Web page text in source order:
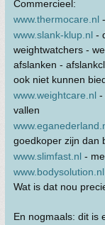
Commercieel:
www.thermocare.nl
www.slank-klup.nl -
weightwatchers -
afslanken -
ook niet kunnen
www.weightcare.nl -
vallen
goedkoper zijn dan
www.slimfast.nl -
www.bodysolution.nl
Wat is dat nou
En nogmaals: dit is